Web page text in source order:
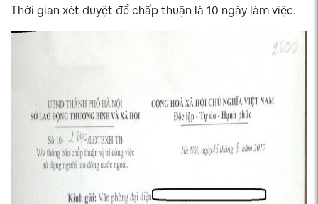
Thời gian xét duyệt để chấp thuận là 10 ngày làm việc.